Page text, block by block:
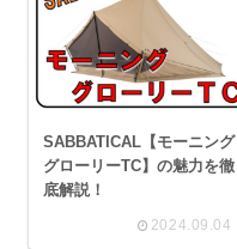
SABBATICAL【モーニング
グローリーTC】の魅力を徹
底解説！
2024.09.04